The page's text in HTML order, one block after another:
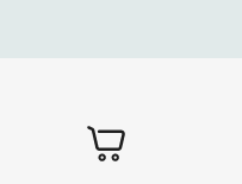
NÁKUPNÍ
KOŠÍK